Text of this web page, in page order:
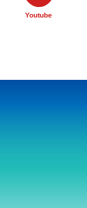
3月20日〜2026年11
Youtube